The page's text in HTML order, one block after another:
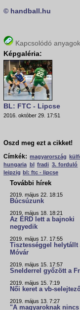
© handball.hu
Kapcsolódó
Képgaléria:
BL: FTC - Lipcse
2016. október 29. 17:51
Oszd meg ezt a cikket!
Címkék: magyarország
hungaria
bl fradi 3. forduló
leipzig bl: ftc - lipcse
További hírek
2019. május 22. 18:15
Búcsúzunk
2019. május 18. 18:21
Az ÉRD lett a bajnoki
negyedik
2019. május 17. 17:55
Tisztességgel helytállt
Móvár
2019. május 15. 17:57
Snelderrel győzött a
2019. május 15. 7:19
Női keret a vb-
2019. május 13. 7:27
"A magyaroknak nincs